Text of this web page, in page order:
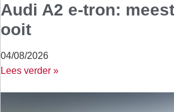
Audi A2 e-tron:
ooit
04/08/2026
Lees verder »